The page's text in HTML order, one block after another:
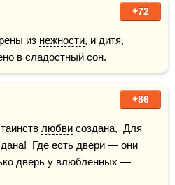
+72
из нежности, и дитя,
в сладостный сон.
+86
любви создана,  Для
дана!  Где есть двери — они
дверь у влюбленных —